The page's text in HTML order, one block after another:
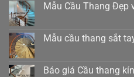
Mẫu Cầu Thang Đẹp
Mẫu cầu thang sắt
Báo giá Cầu thang